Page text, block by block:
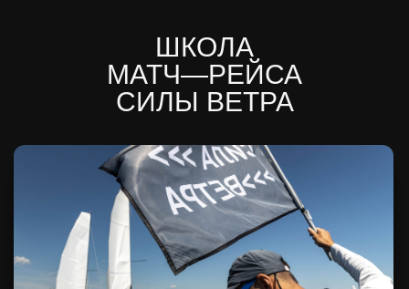
ШКОЛА
МАТЧ—РЕЙСА
СИЛЫ ВЕТРА